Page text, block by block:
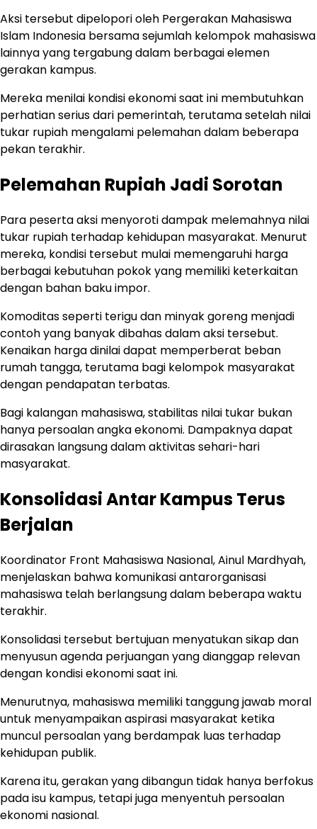
Aksi tersebut dipelopori oleh Pergerakan Mahasiswa
Islam Indonesia bersama sejumlah kelompok mahasiswa
lainnya yang tergabung dalam berbagai elemen
gerakan kampus.
Mereka menilai kondisi ekonomi saat ini membutuhkan
perhatian serius dari pemerintah, terutama setelah nilai
tukar rupiah mengalami pelemahan dalam beberapa
pekan terakhir.
Pelemahan Rupiah Jadi Sorotan
Para peserta aksi menyoroti dampak melemahnya nilai
tukar rupiah terhadap kehidupan masyarakat. Menurut
mereka, kondisi tersebut mulai memengaruhi harga
berbagai kebutuhan pokok yang memiliki keterkaitan
dengan bahan baku impor.
Komoditas seperti terigu dan minyak goreng menjadi
contoh yang banyak dibahas dalam aksi tersebut.
Kenaikan harga dinilai dapat memperberat beban
rumah tangga, terutama bagi kelompok masyarakat
dengan pendapatan terbatas.
Bagi kalangan mahasiswa, stabilitas nilai tukar bukan
hanya persoalan angka ekonomi. Dampaknya dapat
dirasakan langsung dalam aktivitas sehari-hari
masyarakat.
Konsolidasi Antar Kampus Terus
Berjalan
Koordinator Front Mahasiswa Nasional, Ainul Mardhyah,
menjelaskan bahwa komunikasi antarorganisasi
mahasiswa telah berlangsung dalam beberapa waktu
terakhir.
Konsolidasi tersebut bertujuan menyatukan sikap dan
menyusun agenda perjuangan yang dianggap relevan
dengan kondisi ekonomi saat ini.
Menurutnya, mahasiswa memiliki tanggung jawab moral
untuk menyampaikan aspirasi masyarakat ketika
muncul persoalan yang berdampak luas terhadap
kehidupan publik.
Karena itu, gerakan yang dibangun tidak hanya berfokus
pada isu kampus, tetapi juga menyentuh persoalan
ekonomi nasional.